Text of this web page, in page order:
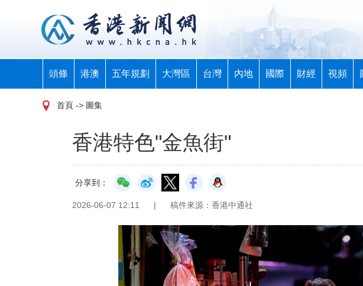
頭條 港澳 五年規劃 大灣區 台灣 內地 國際 財經 視頻
首頁 -> 圖集
香港特色"金魚街"
分享到：
2026-06-07 12:11 | 稿件來源：香港中通社